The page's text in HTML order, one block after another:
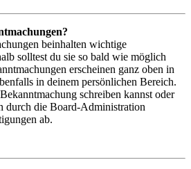
beinhalten wichtige
solltest du sie so bald wie möglich
erscheinen ganz oben in
in deinem persönlichen Bereich.
schreiben kannst oder
durch die Board-Administration
ab.